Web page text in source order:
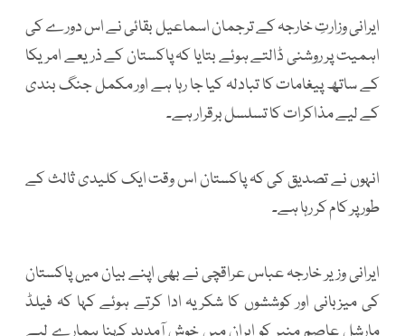
ایرانی وزارتِ خارجہ کے ترجمان اسماعیل بقائی نے اس دورے کی
اہمیت پر روشنی ڈالتے ہوئے بتایا کہ پاکستان کے ذریعے امریکا
کے ساتھ پیغامات کا تبادلہ کیا جا رہا ہے اور مکمل جنگ بندی
کے لیے مذاکرات کا تسلسل برقرار ہے۔
انہوں نے تصدیق کی کہ پاکستان اس وقت ایک کلیدی ثالث کے
طور پر کام کر رہا ہے۔
ایرانی وزیر خارجہ عباس عراقچی نے بھی اپنے بیان میں پاکستان
کی میزبانی اور کوششوں کا شکریہ ادا کرتے ہوئے کہا کہ فیلڈ